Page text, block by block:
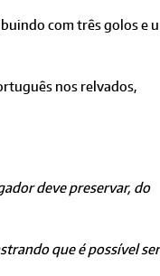
com três golos e
nos relvados,
deve preservar, do
que é possível ser